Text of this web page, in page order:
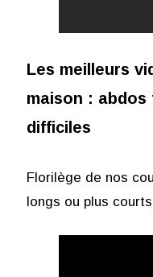
Les meilleurs
maison : abdos
difficiles
Florilège de nos
longs ou plus